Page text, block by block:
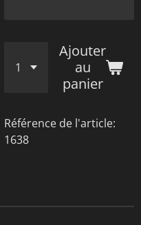
Ajouter
au
panier
Référence de l'article:
1638